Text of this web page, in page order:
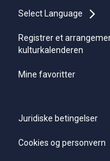
Select Language
Registrer et
kulturkalenderen
Mine favoritter
Juridiske betingelser
Cookies og personvern